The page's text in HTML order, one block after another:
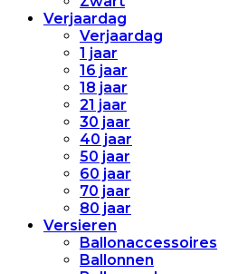
Verjaardag
Verjaardag
1 jaar
16 jaar
18 jaar
21 jaar
30 jaar
40 jaar
50 jaar
60 jaar
70 jaar
80 jaar
Versieren
Ballonaccessoires
Ballonnen